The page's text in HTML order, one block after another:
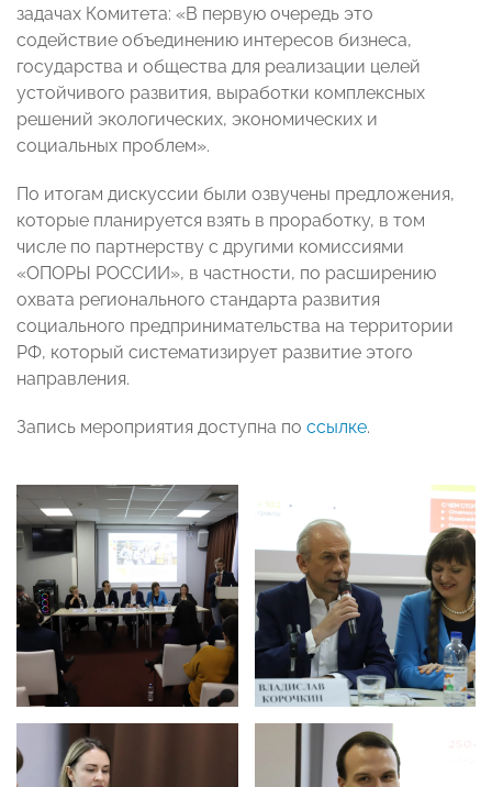
задачах Комитета: «В первую очередь это
содействие объединению интересов бизнеса,
государства и общества для реализации целей
устойчивого развития, выработки комплексных
решений экологических, экономических и
социальных проблем».
По итогам дискуссии были озвучены предложения,
которые планируется взять в проработку, в том
числе по партнерству с другими комиссиями
«ОПОРЫ РОССИИ», в частности, по расширению
охвата регионального стандарта развития
социального предпринимательства на территории
РФ, который систематизирует развитие этого
направления.
Запись мероприятия доступна по ссылке.